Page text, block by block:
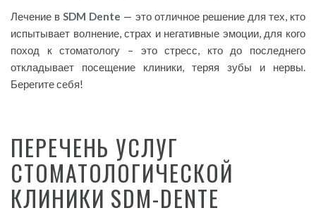
Лечение вSDM Dente — это отличное решение для тех, кто
испытывает волнение, страх и негативные эмоции, для кого
поход к стоматологу – это стресс, кто до последнего
откладывает посещение клиники, теряя зубы и нервы.
Берегите себя!
ПЕРЕЧЕНЬ УСЛУГ
СТОМАТОЛОГИЧЕСКОЙ
КЛИНИКИ SDM-DENTE